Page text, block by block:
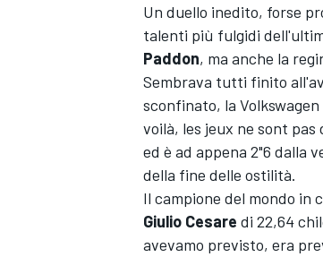
MONOPOSTO
Un duello inedito, forse
talenti più fulgidi
Paddon, ma anche la
Sembrava tutti finito
sconfinato, la
voilà, les jeux ne sont
ed è ad appena 2"6 dalla
della fine delle ostilità.
Il campione del mondo in
Giulio Cesare di 22,64
avevamo previsto, era